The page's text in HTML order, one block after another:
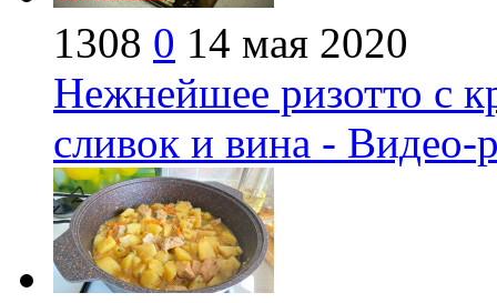
1308 0 14 мая 2020
Нежнейшее ризотто с
сливок и вина - Видео-